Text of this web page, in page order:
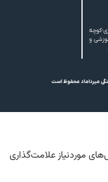
کوچه
و
میرداماد محفوظ است
موردنیاز علامت‌گذاری